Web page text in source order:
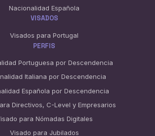
Nacionalidad Española
VISADOS
Visados para Portugal
PERFIS
Portuguesa por Descendencia
Italiana por Descendencia
Española por Descendencia
Directivos, C-Level y Empresarios
para Nómadas Digitales
Visado para Jubilados